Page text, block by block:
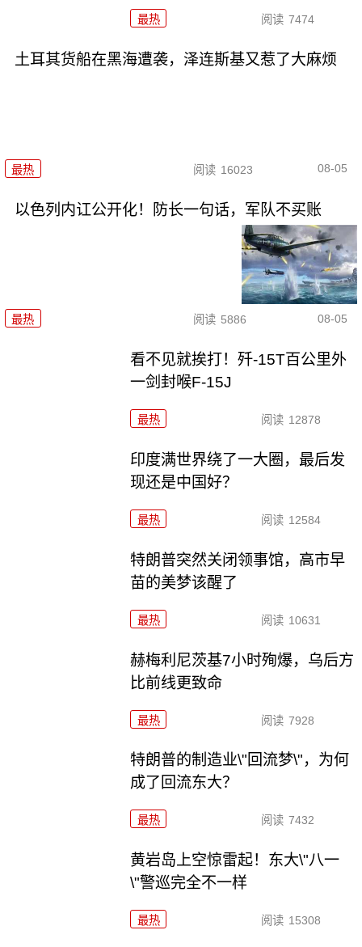
最热 阅读 7474
土耳其货船在黑海遭袭，泽连斯基又惹了大麻烦
最热 阅读 16023 08-05
以色列内讧公开化！防长一句话，军队不买账
最热 阅读 5886 08-05
看不见就挨打！歼-15T百公里外
一剑封喉F-15J
最热 阅读 12878
印度满世界绕了一大圈，最后发
现还是中国好？
最热 阅读 12584
特朗普突然关闭领事馆，高市早
苗的美梦该醒了
最热 阅读 10631
赫梅利尼茨基7小时殉爆，乌后方
比前线更致命
最热 阅读 7928
特朗普的制造业\"回流梦\"，为何
成了回流东大？
最热 阅读 7432
黄岩岛上空惊雷起！东大\"八一
\"警巡完全不一样
最热 阅读 15308